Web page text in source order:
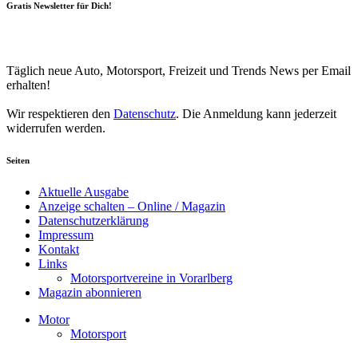
Gratis Newsletter für Dich!
Täglich neue Auto, Motorsport, Freizeit und Trends News per Email
erhalten!
Wir respektieren den Datenschutz. Die Anmeldung kann jederzeit
widerrufen werden.
Seiten
Aktuelle Ausgabe
Anzeige schalten – Online / Magazin
Datenschutzerklärung
Impressum
Kontakt
Links
Motorsportvereine in Vorarlberg
Magazin abonnieren
Motor
Motorsport